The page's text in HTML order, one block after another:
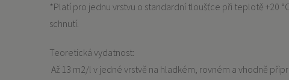
*Platí pro jednu vrstvu o standardní tloušťce při teplotě +20
schnutí.
Teoretická vydatnost:
Až 13 m2/l v jedné vrstvě na hladkém, rovném a vhodně